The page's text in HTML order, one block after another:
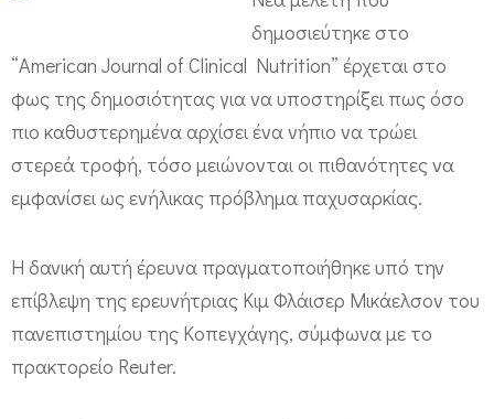
τ
ε
ρ
ε
ά
ρ
ο
φ
ή
δημοσιεύτηκε στο
“American Journal of Clinical Nutrition” έρχεται στο
φως της δημοσιότητας για να υποστηρίξει πως όσο
πιο καθυστερημένα αρχίσει ένα νήπιο να τρώει
στερεά τροφή, τόσο μειώνονται οι πιθανότητες να
εμφανίσει ως ενήλικας πρόβλημα παχυσαρκίας.
Η δανική αυτή έρευνα πραγματοποιήθηκε υπό την
επίβλεψη της ερευνήτριας Κιμ Φλάισερ Μικάελσον του
πανεπιστημίου της Κοπεγχάγης, σύμφωνα με το
πρακτορείο Reuter.